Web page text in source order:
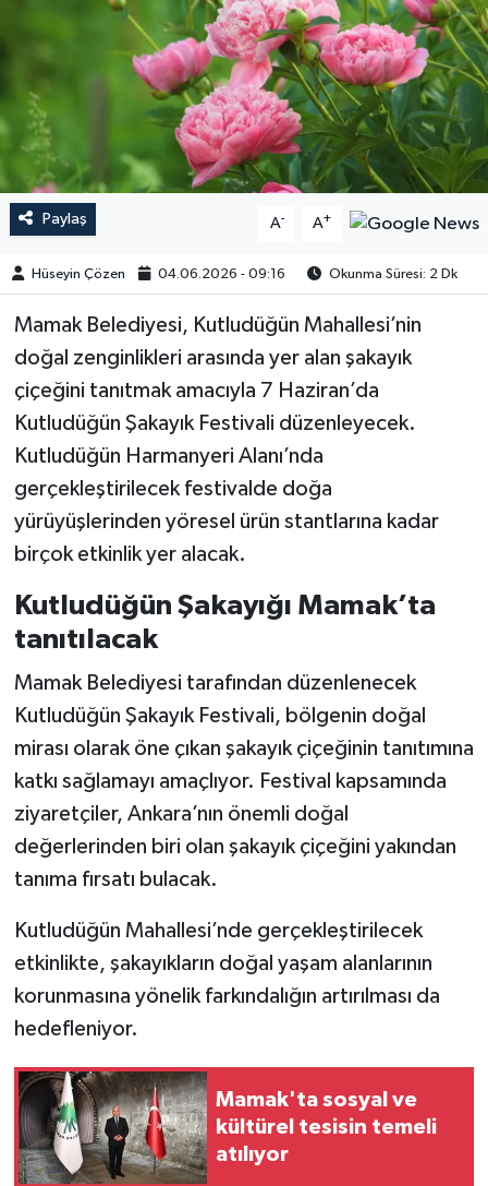
Paylaş A- A+
Hüseyin Çözen 04.06.2026 - 09:16 Okunma Süresi: 2 Dk
​​​​​​Mamak Belediyesi, Kutludüğün Mahallesi’nin
doğal zenginlikleri arasında yer alan şakayık
çiçeğini tanıtmak amacıyla 7 Haziran’da
Kutludüğün Şakayık Festivali düzenleyecek.
Kutludüğün Harmanyeri Alanı’nda
gerçekleştirilecek festivalde doğa
yürüyüşlerinden yöresel ürün stantlarına kadar
birçok etkinlik yer alacak.
Kutludüğün Şakayığı Mamak’ta
tanıtılacak
Mamak Belediyesi tarafından düzenlenecek
Kutludüğün Şakayık Festivali, bölgenin doğal
mirası olarak öne çıkan şakayık çiçeğinin tanıtımına
katkı sağlamayı amaçlıyor. Festival kapsamında
ziyaretçiler, Ankara’nın önemli doğal
değerlerinden biri olan şakayık çiçeğini yakından
tanıma fırsatı bulacak.
Kutludüğün Mahallesi’nde gerçekleştirilecek
etkinlikte, şakayıkların doğal yaşam alanlarının
korunmasına yönelik farkındalığın artırılması da
hedefleniyor.
Mamak'ta sosyal ve
kültürel tesisin temeli
atılıyor